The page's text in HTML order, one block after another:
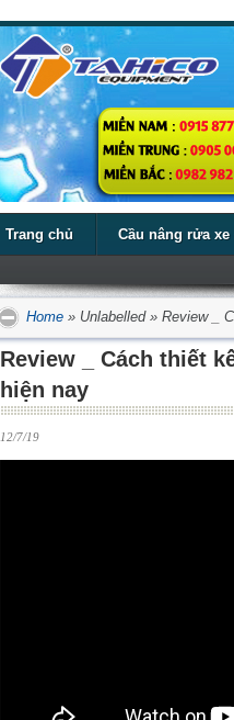
Trang chủ Cầu nâng rửa xe
Home » Unlabelled» Review _
Review _ Cách thiết
hiện nay
12/7/19